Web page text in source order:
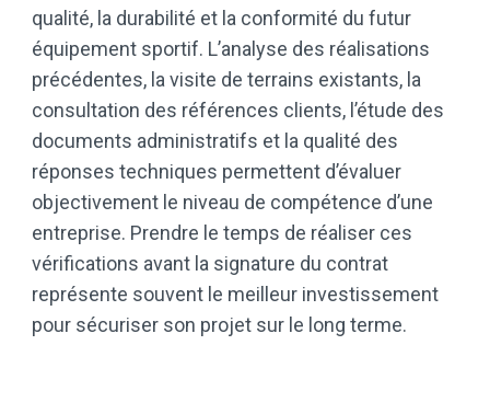
qualité, la durabilité et la conformité du futur
équipement sportif. L’analyse des réalisations
précédentes, la visite de terrains existants, la
consultation des références clients, l’étude des
documents administratifs et la qualité des
réponses techniques permettent d’évaluer
objectivement le niveau de compétence d’une
entreprise. Prendre le temps de réaliser ces
vérifications avant la signature du contrat
représente souvent le meilleur investissement
pour sécuriser son projet sur le long terme.